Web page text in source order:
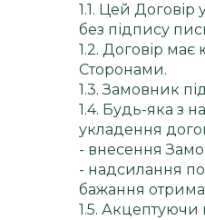
1.1. Цей
без підпису
1.2. Договір
Сторонами.
1.3. Замовник
1.4. Будь-яка з
укладення
- внесення
- надсилання
бажання
1.5.